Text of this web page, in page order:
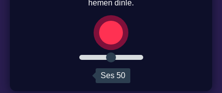
hemen dinle.
Ses 50